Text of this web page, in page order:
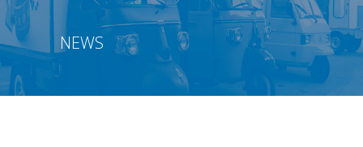
NEWS